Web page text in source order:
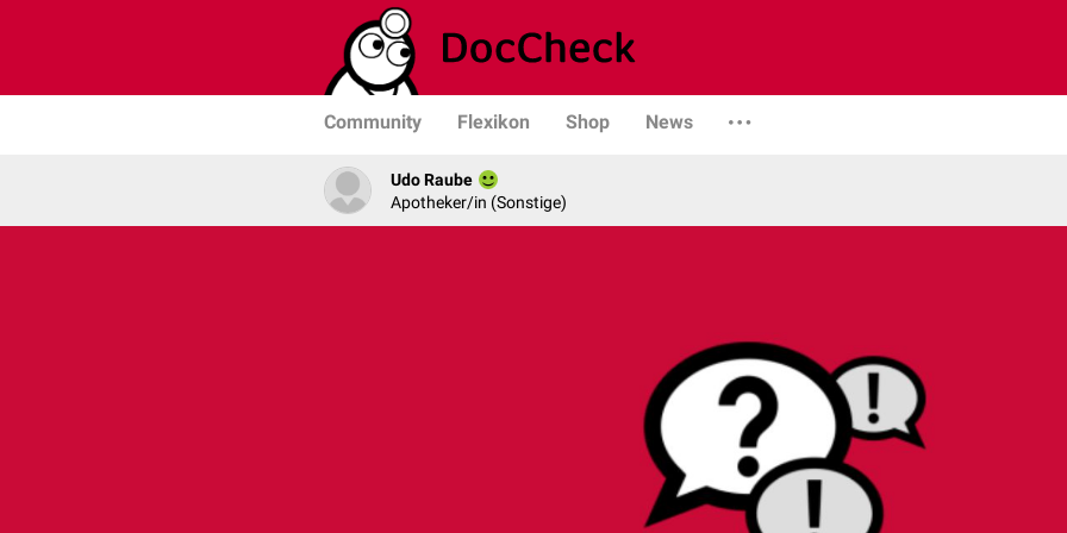
Community Flexikon Shop News
Udo Raube
Apotheker/in (Sonstige)